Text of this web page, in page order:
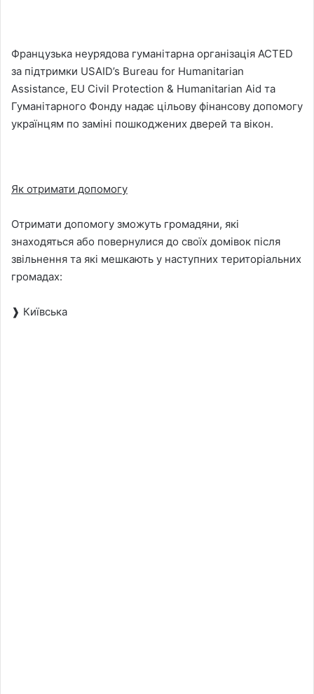
Французька неурядова гуманітарна організація ACTED
за підтримки USAID’s Bureau for Humanitarian
Assistance, EU Civil Protection & Humanitarian Aid та
Гуманітарного Фонду надає цільову фінансову допомогу
українцям по заміні пошкоджених дверей та вікон.
Як отримати допомогу
Отримати допомогу зможуть громадяни, які
знаходяться або повернулися до своїх домівок після
звільнення та які мешкають у наступних територіальних
громадах:
❱ Київська